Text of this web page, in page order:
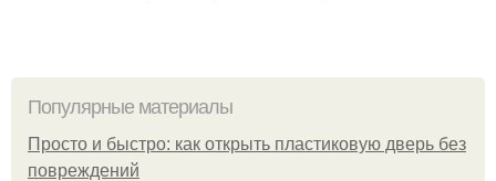
Популярные материалы
Просто и быстро: как открыть пластиковую дверь без
повреждений